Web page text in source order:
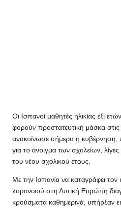
Οι Ισπανοί μαθητές ηλικίας έξι
φορούν προστατευτική μάσκα στις
ανακοίνωσε σήμερα η κυβέρνηση,
για το άνοιγμα των σχολείων,
του νέου σχολικού έτους.
Με την Ισπανία να καταγράφει
κορονοϊού στη Δυτική Ευρώπη
κρούσματα καθημερινά, υπήρξαν